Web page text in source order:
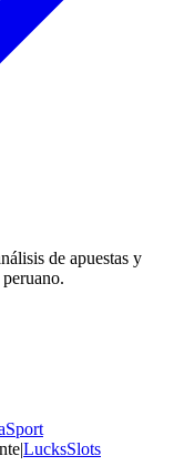
de apuestas y
peruano.
|LucksSlots